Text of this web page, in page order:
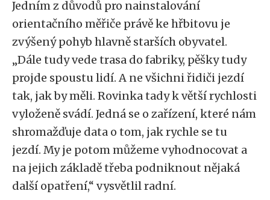
Jedním z důvodů pro nainstalování
orientačního měřiče právě ke hřbitovu je
zvýšený pohyb hlavně starších obyvatel.
„Dále tudy vede trasa do fabriky, pěšky tudy
projde spoustu lidí. A ne všichni řidiči jezdí
tak, jak by měli. Rovinka tady k větší rychlosti
vyloženě svádí. Jedná se o zařízení, které nám
shromažďuje data o tom, jak rychle se tu
jezdí. My je potom můžeme vyhodnocovat a
na jejich základě třeba podniknout nějaká
další opatření,“ vysvětlil radní.